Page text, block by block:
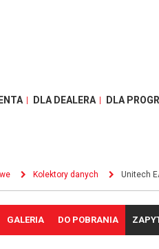
DLA DEALERA DLA
Kolektory danych Unitech
GALERIA DO POBRANIA